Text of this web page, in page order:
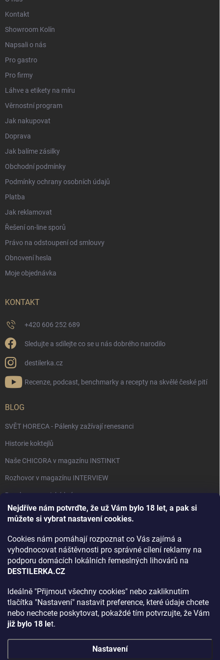
Nejdříve nám potvrďte, že už Vám bylo 18 let, a pak si
můžete si vybrat nastavení cookies.
Cookies nám pomáhají rozpoznat co Vás zajímá a
vyhodnocovat náštěvnosti pro správné cílení reklamy na
podporu domácích lokálních řemeslných lihovárů na
DESTILERKA.CZ
Ideálně "Přijmout všechny cookies" nebo zakliknutím
tlačítka "Nastavení" nastavit preference, které údaje chcete
nebo nechcete poskytovat, pokaždé tím potvrzujte, že Vám
již bylo 18 let.
Nastavení
Kontakt
Showroom Kolín
Napsali o nás
Pro gastro
Pro firmy
Láhve a etikety na míru
Věrnostní program
Jak nakupovat
Doprava
Jak balíme zásilky
Obchodní podmínky
Podmínky ochrany osobních údajů
Platba
Jak reklamovat
Řešení on-line sporů
Právo na odstoupení od smlouvy
Obnovení hesla
Moje objednávka
KONTAKT
+420 606 252 689
Sledujte a sdílejte co se u nás dobrého narodilo
destilerka.cz
Recenze, podcast, benchmarky a recepty na skvělé české pití
BLOG
SVĚT HORECA - Pálenky zažívají renesanci
Historie koktejlů
Naše CHICORA v magazínu INSTINKT
Rozhovor v magazínu INTERVIEW
Bourbon, americká krása.
Napsali v TÝDNU o naší práci
Rozhovor s DESTILERKA.CZ v magazínu DRINKING-CAT
Jak vybrat dárek na Vánoce
Archiv